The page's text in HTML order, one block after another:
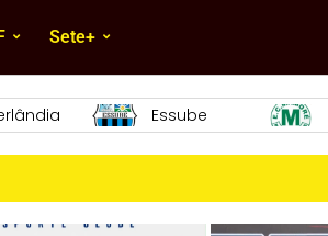
Sete+
URT